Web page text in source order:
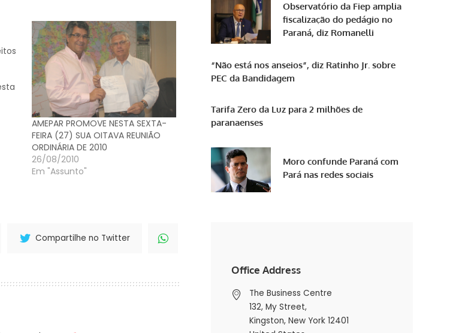
AMEPAR PROMOVE NESTA SEXTA-
FEIRA (27) SUA OITAVA REUNIÃO
ORDINÁRIA DE 2010
26/08/2010
Em "Assunto"
Compartilhe no Twitter
Observatório da Fiep amplia
fiscalização do pedágio no
Paraná, diz Romanelli
“Não está nos anseios”, diz Ratinho Jr. sobre
PEC da Bandidagem
Tarifa Zero da Luz para 2 milhões de
paranaenses
Moro confunde Paraná com
Pará nas redes sociais
Office Address
The Business Centre
132, My Street,
Kingston, New York 12401